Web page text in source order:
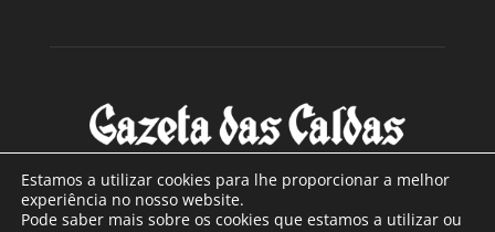
SOBRE NÓS
Estamos a utilizar cookies para lhe proporcionar a melhor
experiência no nosso website.
Pode saber mais sobre os cookies que estamos a utilizar ou